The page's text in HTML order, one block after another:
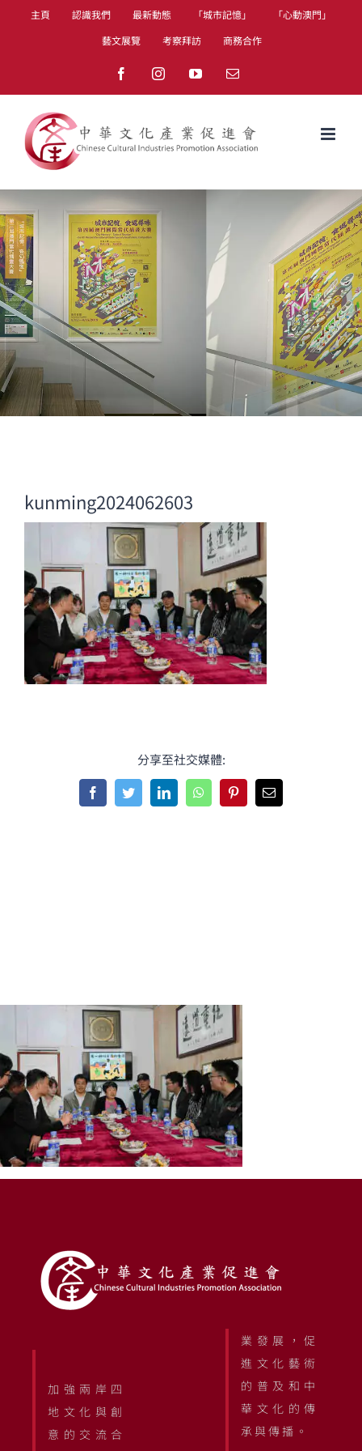
主頁 認識我們 最新動態 「城市記憶」
「心動澳門」
藝文展覽
考察拜訪 商務合作
FacebookInstagramYouTubeEmail
kunming2024062603
分享至社交媒體:
FacebookTwitterLinkedInWhatsAppPinterestEmail
加強兩岸四
地文化與創
意的交流合
業發展，促
進文化藝術
的普及和中
華文化的傳
承與傳播。